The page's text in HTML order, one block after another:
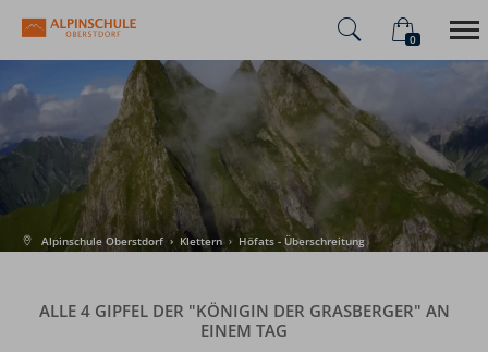
Alpinschule
Alpenüberquerung
Sommer
Winter
0
Warenkorb ist leer
Alpinschule Oberstdorf › Klettern › Höfats - Überschreitung
ALLE 4 GIPFEL DER "KÖNIGIN DER GRASBERGER" AN
EINEM TAG